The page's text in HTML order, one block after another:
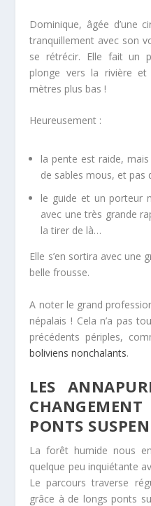
Dominique, âgée d’une
tranquillement avec son
se rétrécir. Elle fait un
plonge vers la rivière
mètres plus bas !
Heureusement :
la pente est raide,
de sables mous, et pas
le guide et un porteur
avec une très grande
la tirer de là…
Elle s’en sortira avec une
belle frousse.
A noter le grand
népalais ! Cela n’a pas
précédents périples,
boliviens nonchalants.
LES
PONTS
La forêt humide nous
quelque peu inquiétante
Le parcours traverse
grâce à de longs ponts